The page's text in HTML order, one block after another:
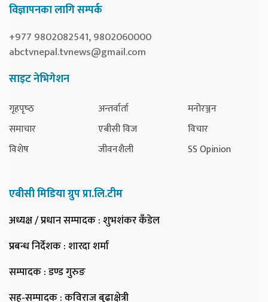
विज्ञापनका लागि सम्पर्क
+977 9802082541, 9802060000
abctvnepal.tvnews@gmail.com
साइट नेभिगेशन
गृहपृष्‍ठ
समाचार
विशेष
अन्तर्वार्ता
एबीसी विज
जीवनशैली
मनोरञ्जन
विचार
SS Opinion
एबीसी मिडिया ग्रुप प्रा.लि.टीम
अध्यक्ष / प्रधान सम्पादक: शुभशंकर कँडेल
प्रबन्ध निर्देशक: शारदा शर्मा
सम्पादक: डण्ड गुरुङ
सह-सम्पादक: कविराज बुढाक्षेत्री